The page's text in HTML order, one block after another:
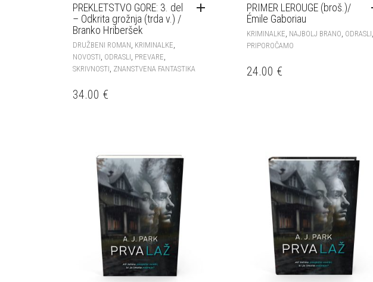
PREKLETSTVO GORE: 3. del
– Odkrita grožnja (trda v.) /
Branko Hriberšek
DRUŽBENI ROMAN KRIMINALKE
NOVOSTI ODRASLI PREVARE
SKRIVNOSTI ZNANSTVENA FANTASTIKA
34.00 €
PRIMER LEROUGE (broš.)/
Émile Gaboriau
KRIMINALKE NAJBOLJ BRANO ODRASLI
PRIPOROČAMO
24.00 €